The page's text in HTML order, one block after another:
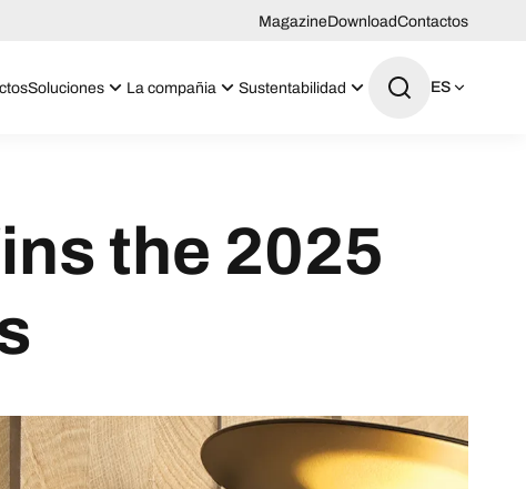
MagazineDownloadContactos
Soluciones La compañia Sustentabilidad ES
the 2025